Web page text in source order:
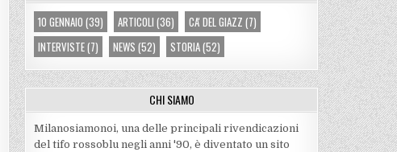
10 GENNAIO (39) ARTICOLI (36) CA' DEL GIAZZ (7)
INTERVISTE(7) NEWS (52) STORIA(52)
CHI SIAMO
Milanosiamonoi, una delle principali rivendicazioni
del tifo rossoblu negli anni '90, è diventato un sito